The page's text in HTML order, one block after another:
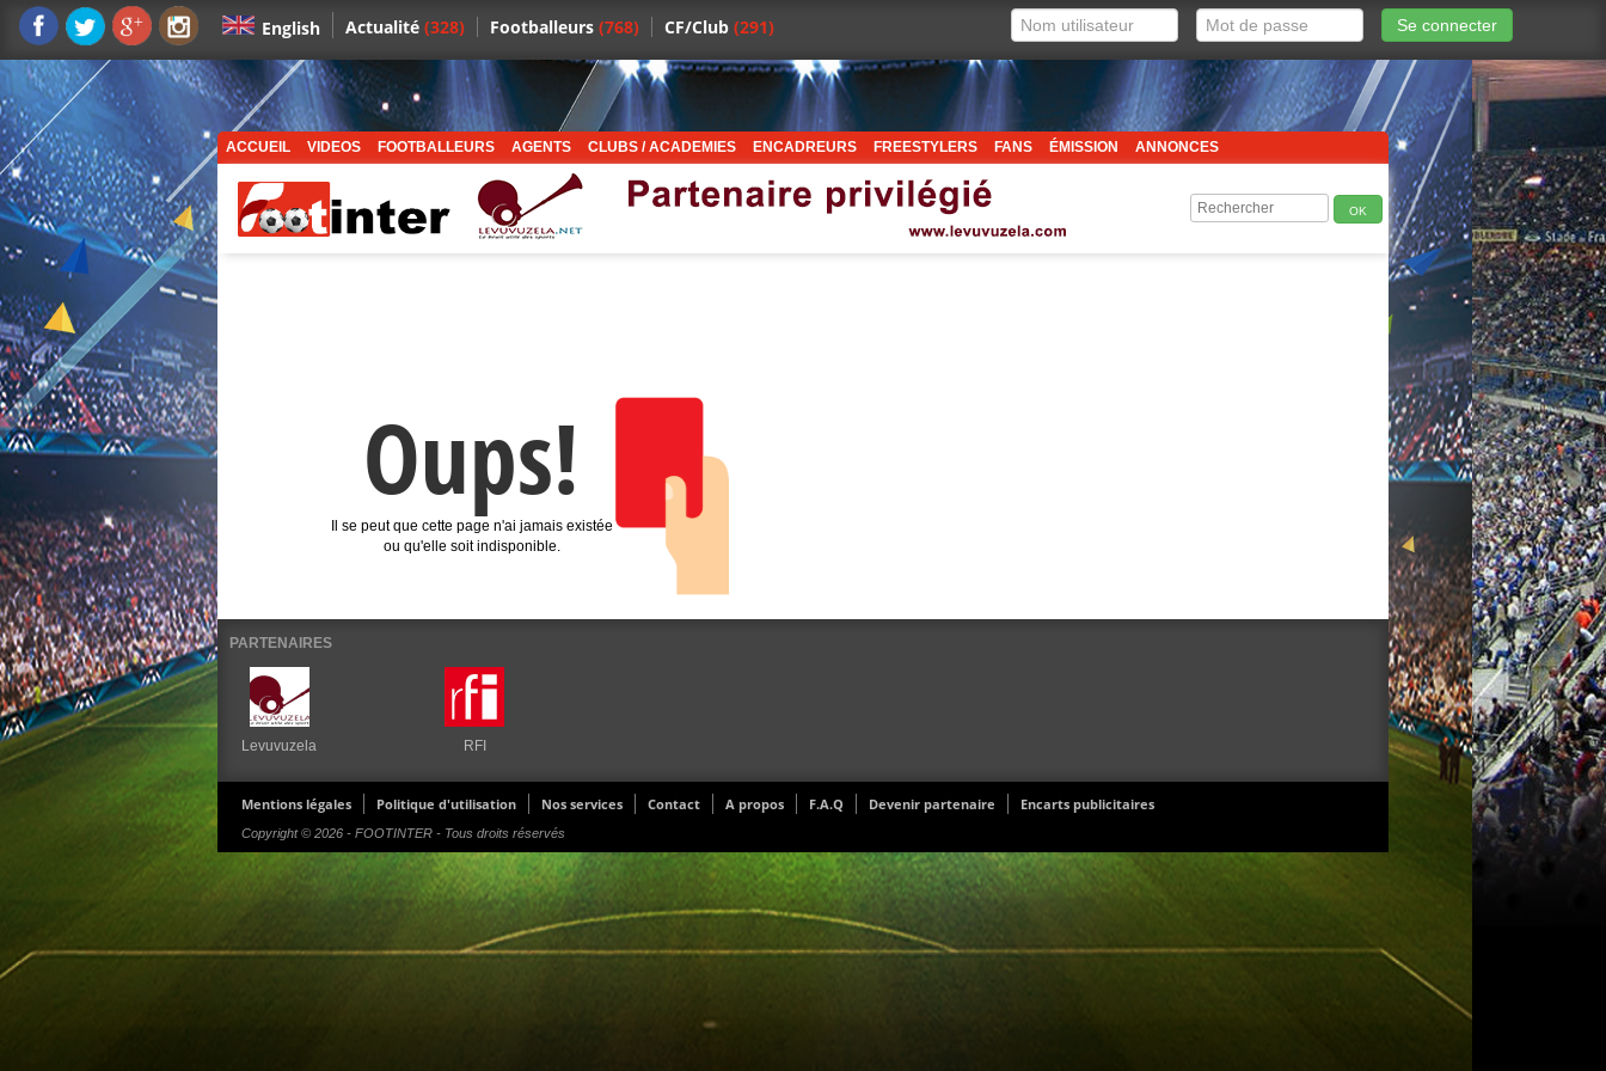
Se connecter
English Actualité (328) Footballeurs (768) CF/Club (291)
ACCUEIL VIDEOS FOOTBALLEURS AGENTS CLUBS / ACADEMIES ENCADREURS FREESTYLERS FANS ÉMISSION ANNONCES
Oups!
Il se peut que cette page n'ai jamais existée
ou qu'elle soit indisponible.
PARTENAIRES
Levuvuzela RFI
Mentions légales Politique d'utilisation Nos services Contact A propos F.A.Q Devenir partenaire Encarts publicitaires
Copyright © 2026 - FOOTINTER - Tous droits réservés